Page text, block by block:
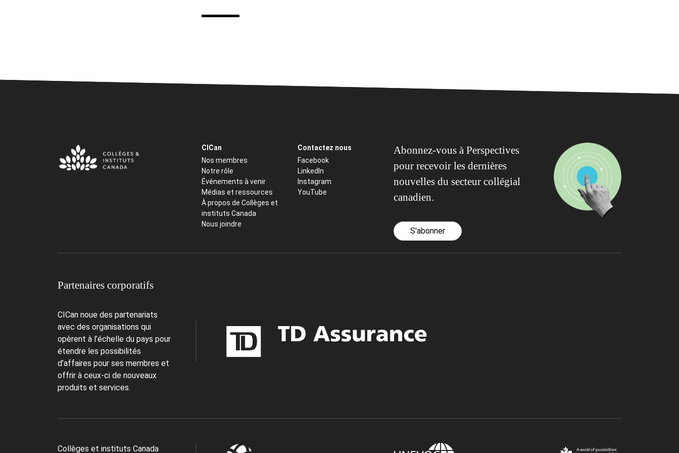
CICan
Nos membres
Notre rôle
Événements à venir
Médias et ressources
À propos de Collèges et
instituts Canada
Nous joindre
Contactez nous
Facebook
LinkedIn
Instagram
YouTube
Abonnez-vous à Perspectives
pour recevoir les dernières
nouvelles du secteur collégial
canadien.
S'abonner
Partenaires corporatifs
CICan noue des partenariats
avec des organisations qui
opèrent à l’échelle du pays pour
étendre les possibilités
d’affaires pour ses membres et
offrir à ceux-ci de nouveaux
produits et services.
Collèges et instituts Canada